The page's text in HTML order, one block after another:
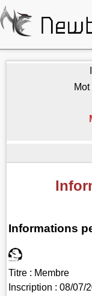
Informations
Titre : Membre
Inscription : 08/07/